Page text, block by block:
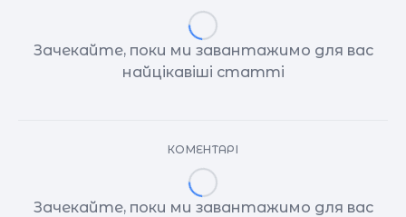
Зачекайте, поки ми завантажимо для вас
найцікавіші статті
КОМЕНТАРІ
Зачекайте, поки ми завантажимо для вас